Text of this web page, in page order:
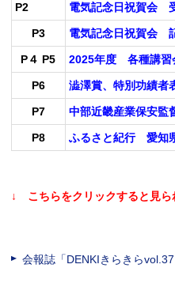
P2 電気記念日祝賀会
P3 電気記念日祝賀会
P４ P5 2025年度 各種講習
P6 澁澤賞、特別功績者
P7 中部近畿産業保安監
P8 ふるさと紀行 愛知
↓ こちらをクリックすると見ら
会報誌「DENKIきらきらvol.37